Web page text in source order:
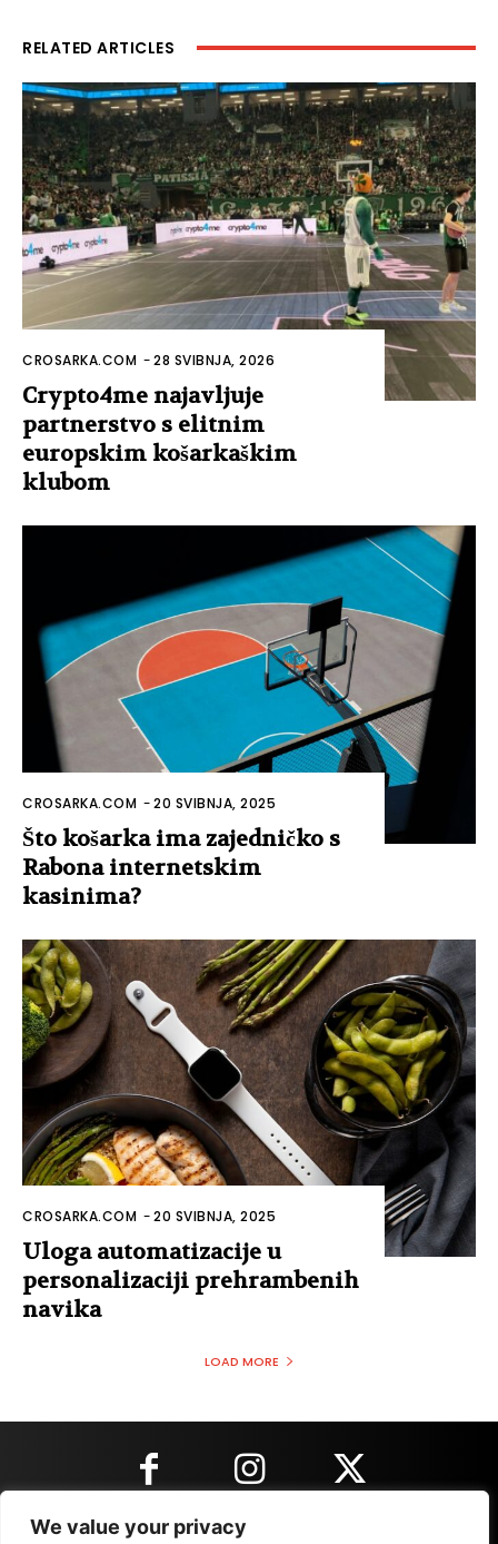
We value your privacy
RELATED ARTICLES
CROSARKA.COM -28 SVIBNJA, 2026
Crypto4me najavljuje
partnerstvo s elitnim
europskim košarkaškim
klubom
CROSARKA.COM -20 SVIBNJA, 2025
Što košarka ima zajedničko s
Rabona internetskim
kasinima?
CROSARKA.COM -20 SVIBNJA, 2025
Uloga automatizacije u
personalizaciji prehrambenih
navika
LOAD MORE